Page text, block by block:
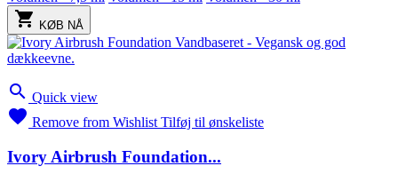
 KØB NÅ
 Quick view
 Remove from Wishlist Tilføj til ønskeliste
Ivory Airbrush Foundation...